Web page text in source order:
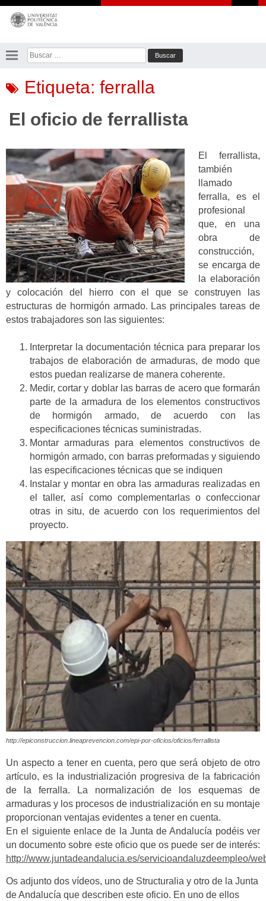
Saltar
contenido
Buscar:
Etiqueta: ferralla
El oficio de ferrallista
El ferrallista,
también
llamado
ferralla, es el
profesional
que, en una
obra de
construcción,
se encarga de
la elaboración
y colocación del hierro con el que se construyen las
estructuras de hormigón armado. Las principales tareas de
estos trabajadores son las siguientes:
Interpretar la documentación técnica para preparar los
trabajos de elaboración de armaduras, de modo que
estos puedan realizarse de manera coherente.
Medir, cortar y doblar las barras de acero que formarán
parte de la armadura de los elementos constructivos
de hormigón armado, de acuerdo con las
especificaciones técnicas suministradas.
Montar armaduras para elementos constructivos de
hormigón armado, con barras preformadas y siguiendo
las especificaciones técnicas que se indiquen
Instalar y montar en obra las armaduras realizadas en
el taller, así como complementarlas o confeccionar
otras in situ, de acuerdo con los requerimientos del
proyecto.
http://epiconstruccion.lineaprevencion.com/epi-por-oficios/oficios/ferrallista
Un aspecto a tener en cuenta, pero que será objeto de otro
artículo, es la industrialización progresiva de la fabricación
de la ferralla. La normalización de los esquemas de
armaduras y los procesos de industrialización en su montaje
proporcionan ventajas evidentes a tener en cuenta.
En el siguiente enlace de la Junta de Andalucía podéis ver
un documento sobre este oficio que os puede ser de interés:
http://www.juntadeandalucia.es/servicioandaluzdeempleo/
Os adjunto dos vídeos, uno de Structuralia y otro de la Junta
de Andalucía que describen este oficio. En uno de ellos